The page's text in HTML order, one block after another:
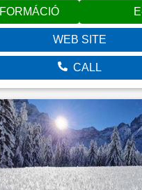
WEB SITE
CALL